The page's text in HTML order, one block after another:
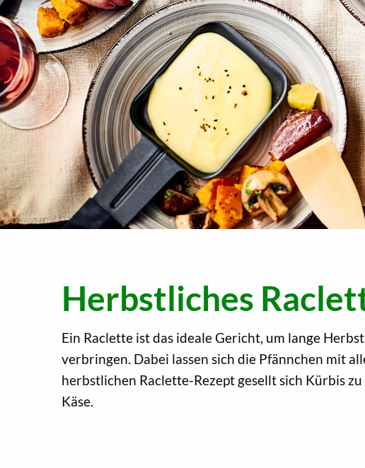
Herbstliches
Ein Raclette ist das ideale Gericht, um lange
verbringen. Dabei lassen sich die Pfännchen mit
herbstlichen Raclette-Rezept gesellt sich Kürbis
Käse.